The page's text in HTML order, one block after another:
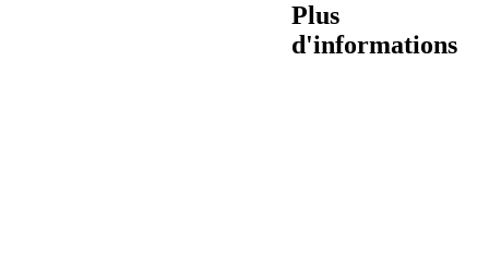
Plus
d'informations